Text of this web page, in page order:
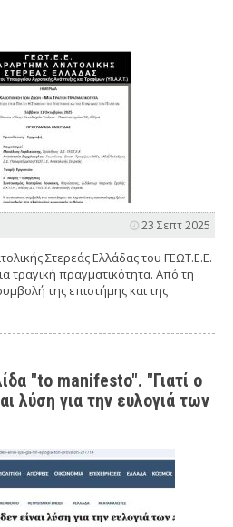
23 Σεπτ 2025
Στερεάς Ελλάδας του ΓΕΩΤ.Ε.Ε.
πραγματικότητα. Από τη
της επιστήμης και της
"to manifesto". "Γιατί ο
λύση για την ευλογιά των